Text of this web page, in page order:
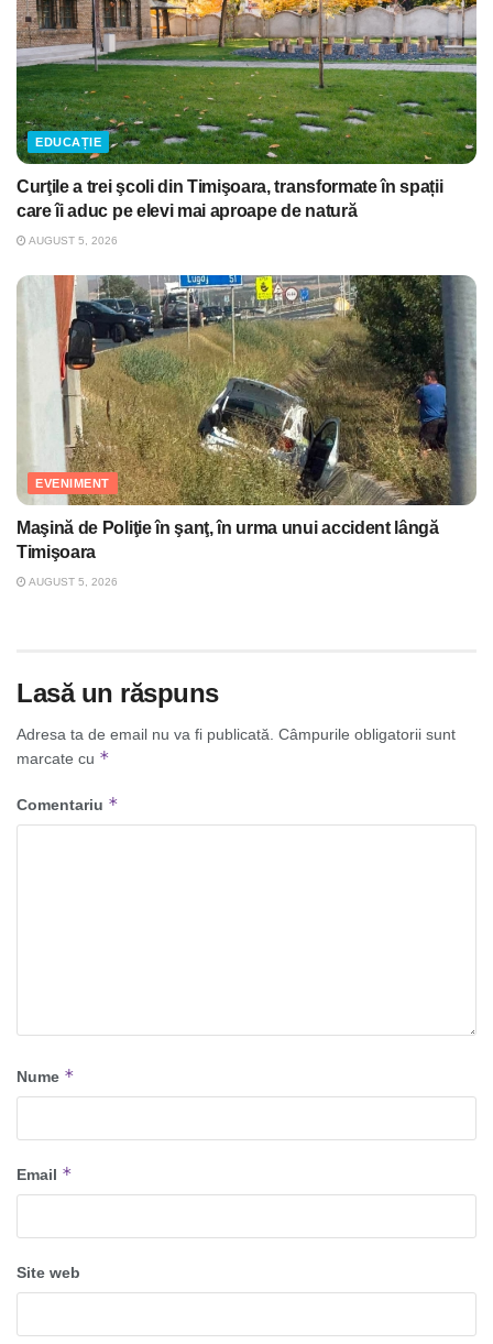
EDUCAȚIE
Curţile a trei şcoli din Timişoara, transformate în spații
care îi aduc pe elevi mai aproape de natură
AUGUST 5, 2026
EVENIMENT
Maşină de Poliţie în şanţ, în urma unui accident lângă
Timişoara
AUGUST 5, 2026
Lasă un răspuns
Adresa ta de email nu va fi publicată. Câmpurile obligatorii sunt
marcate cu *
Comentariu *
Nume *
Email *
Site web